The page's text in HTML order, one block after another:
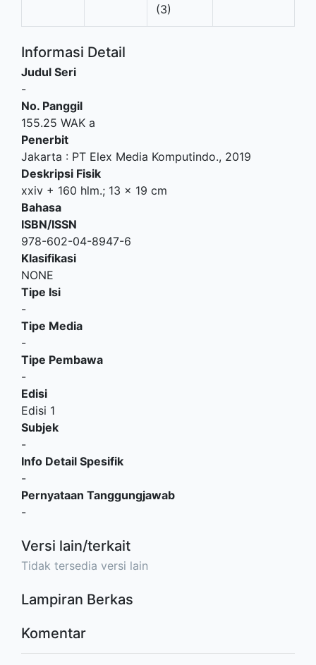
(3)
Informasi Detail
Judul Seri
-
No. Panggil
155.25 WAK a
Penerbit
Jakarta : PT Elex Media Komputindo., 2019
Deskripsi Fisik
xxiv + 160 hlm.; 13 x 19 cm
Bahasa
ISBN/ISSN
978-602-04-8947-6
Klasifikasi
NONE
Tipe Isi
-
Tipe Media
-
Tipe Pembawa
-
Edisi
Edisi 1
Subjek
-
Info Detail Spesifik
-
Pernyataan Tanggungjawab
-
Versi lain/terkait
Tidak tersedia versi lain
Lampiran Berkas
Komentar